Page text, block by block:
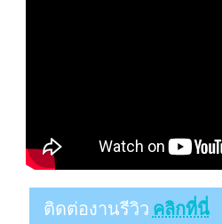
ติดต่องานรีวิว คลิกที่นี่